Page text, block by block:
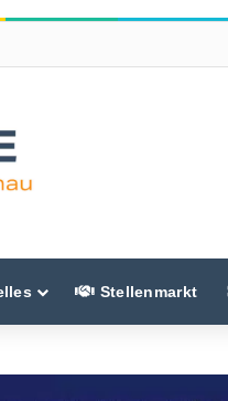
Stellenmarkt